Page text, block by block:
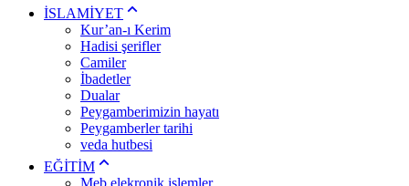
İSLAMİYET
Kur’an-ı Kerim
Hadisi şerifler
Camiler
İbadetler
Dualar
Peygamberimizin hayatı
Peygamberler tarihi
veda hutbesi
EĞİTİM
Meb elekronik işlemler